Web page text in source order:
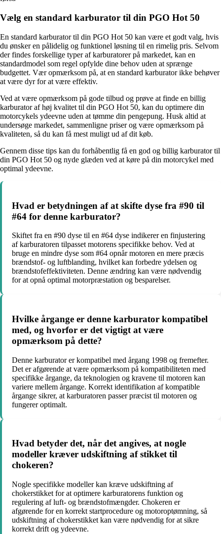
Vælg en standard karburator til din PGO Hot 50
En standard karburator til din PGO Hot 50 kan være et godt valg, hvis
du ønsker en pålidelig og funktionel løsning til en rimelig pris. Selvom
der findes forskellige typer af karburatorer på markedet, kan en
standardmodel som regel opfylde dine behov uden at sprænge
budgettet. Vær opmærksom på, at en standard karburator ikke behøver
at være dyr for at være effektiv.
Ved at være opmærksom på gode tilbud og prøve at finde en billig
karburator af høj kvalitet til din PGO Hot 50, kan du optimere din
motorcykels ydeevne uden at tømme din pengepung. Husk altid at
undersøge markedet, sammenligne priser og være opmærksom på
kvaliteten, så du kan få mest muligt ud af dit køb.
Gennem disse tips kan du forhåbentlig få en god og billig karburator til
din PGO Hot 50 og nyde glæden ved at køre på din motorcykel med
optimal ydeevne.
Hvad er betydningen af at skifte dyse fra #90 til
#64 for denne karburator?
Skiftet fra en #90 dyse til en #64 dyse indikerer en finjustering
af karburatoren tilpasset motorens specifikke behov. Ved at
bruge en mindre dyse som #64 opnår motoren en mere præcis
brændstof- og luftblanding, hvilket kan forbedre ydelsen og
brændstofeffektiviteten. Denne ændring kan være nødvendig
for at opnå optimal motorpræstation og besparelser.
Hvilke årgange er denne karburator kompatibel
med, og hvorfor er det vigtigt at være
opmærksom på dette?
Denne karburator er kompatibel med årgang 1998 og fremefter.
Det er afgørende at være opmærksom på kompatibiliteten med
specifikke årgange, da teknologien og kravene til motoren kan
variere mellem årgange. Korrekt identifikation af kompatible
årgange sikrer, at karburatoren passer præcist til motoren og
fungerer optimalt.
Hvad betyder det, når det angives, at nogle
modeller kræver udskiftning af stikket til
chokeren?
Nogle specifikke modeller kan kræve udskiftning af
chokerstikket for at optimere karburatorens funktion og
regulering af luft- og brændstofmængder. Chokeren er
afgørende for en korrekt startprocedure og motoroptømning, så
udskiftning af chokerstikket kan være nødvendig for at sikre
korrekt drift og ydeevne.